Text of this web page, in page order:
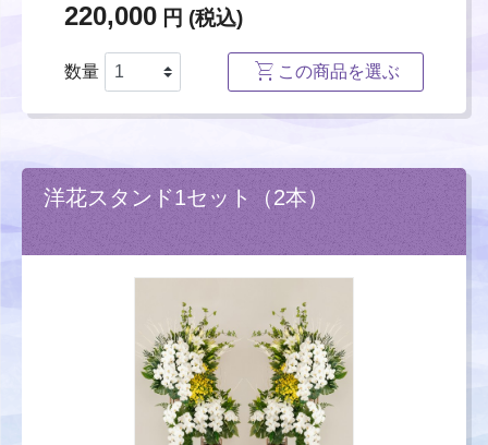
220,000 円 (税込)
数量 この商品を選ぶ
洋花スタンド1セット（2本）